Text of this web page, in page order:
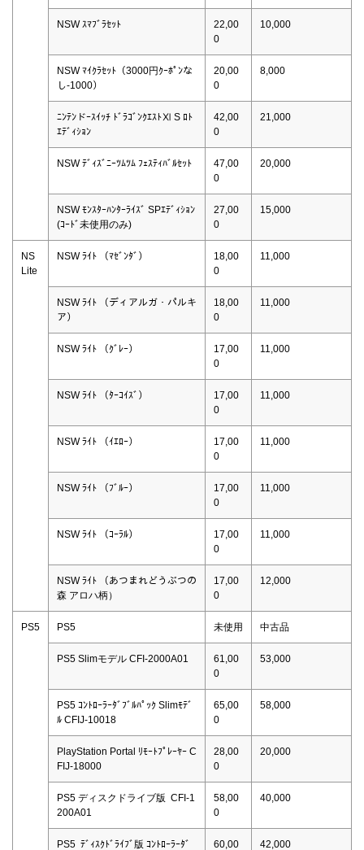
NSW ｽﾏﾌﾞﾗｾｯﾄ
22,00
0
10,000
NSW ﾏｲｸﾗｾｯﾄ（3000円ｸｰﾎﾟﾝな
し-1000）
20,00
0
8,000
ﾆﾝﾃﾝドｰｽｲｯﾁ ﾄﾞﾗｺﾞﾝｸｴｽﾄⅪ S ﾛﾄ
ｴﾃﾞｨｼｮﾝ
42,00
0
21,000
NSW ﾃﾞｨｽﾞﾆｰﾂﾑﾂﾑ ﾌｪｽﾃｨﾊﾞﾙｾｯﾄ
47,00
0
20,000
NSW ﾓﾝｽﾀｰﾊﾝﾀｰﾗｲｽﾞ SPｴﾃﾞｨｼｮﾝ
(ｺｰﾄﾞ未使用のみ)
27,00
0
15,000
NS
Lite
NSW ﾗｲﾄ （ﾏｾﾞﾝﾀﾞ）
18,00
0
11,000
NSW ﾗｲﾄ （ディアルガ・パルキ
ア）
18,00
0
11,000
NSW ﾗｲﾄ （ｸﾞﾚｰ）
17,00
0
11,000
NSW ﾗｲﾄ （ﾀｰｺｲｽﾞ）
17,00
0
11,000
NSW ﾗｲﾄ （ｲｴﾛｰ）
17,00
0
11,000
NSW ﾗｲﾄ （ﾌﾞﾙｰ）
17,00
0
11,000
NSW ﾗｲﾄ （ｺｰﾗﾙ）
17,00
0
11,000
NSW ﾗｲﾄ （あつまれどうぶつの
森 アロハ柄）
17,00
0
12,000
PS5 PS5 未使用 中古品
PS5 Slimモデル CFI-2000A01
61,00
0
53,000
PS5 ｺﾝﾄﾛｰﾗｰﾀﾞﾌﾞﾙﾊﾟｯｸ Slimﾓﾃﾞ
ﾙ CFIJ-10018
65,00
0
58,000
PlayStation Portal ﾘﾓｰﾄﾌﾟﾚｰﾔｰ C
FIJ-18000
28,00
0
20,000
PS5 ディスクドライブ版 CFI-1
200A01
58,00
0
40,000
PS5 ﾃﾞｨｽｸﾄﾞﾗｲﾌﾞ版 ｺﾝﾄﾛｰﾗｰﾀﾞ 60,00 42,000